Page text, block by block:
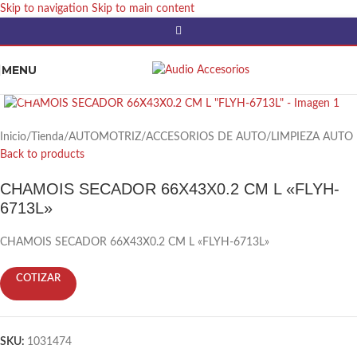
Skip to navigation Skip to main content
MENU
Inicio/ Tienda/AUTOMOTRIZ/ACCESORIOS DE AUTO/ LIMPIEZA AUTO
Back to products
CHAMOIS SECADOR 66X43X0.2 CM L «FLYH-
6713L»
CHAMOIS SECADOR 66X43X0.2 CM L «FLYH-6713L»
COTIZAR
SKU: 1031474